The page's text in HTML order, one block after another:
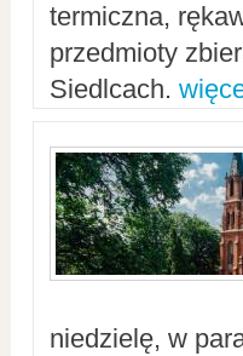
termiczna,
przedmioty
Siedlcach.
niedzielę, w